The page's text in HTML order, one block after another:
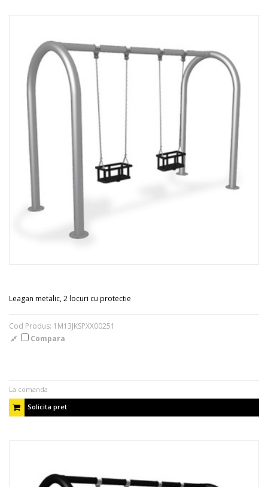
Leagan metalic, 2 locuri cu protectie
Cod Produs: 1M13JKSPXX00251
Compara
La comanda
Solicita pret